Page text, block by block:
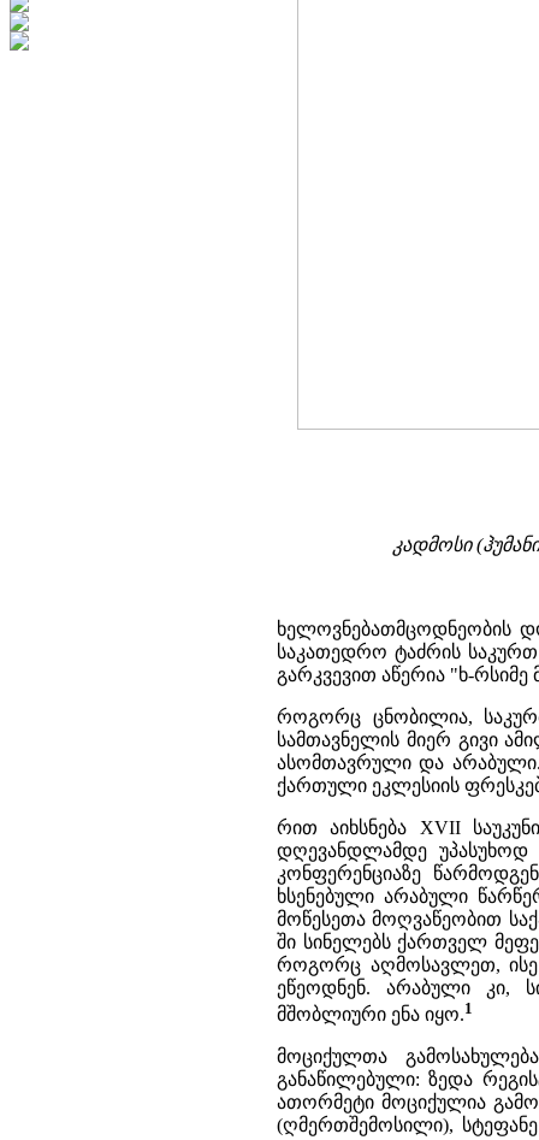
კადმოსი
ხელოვნებათმცოდნეობის
საკათედრო ტაძრის
გარკვევით აწერია "ხ-რსიმე
როგორც ცნობილია,
სამთავნელის მიერ გივი
ასომთავრული და არაბული.
ქართული ეკლესიის
რით აიხსნება XVII
დღევანდლამდე
კონფერენციაზე
ხსენებული არაბული
მოწესეთა მოღვაწეობით
ში სინელებს ქართველ
როგორც აღმოსავლეთ, ისე
ეწეოდნენ. არაბული კი,
მშობლიური ენა იყო.1
მოციქულთა
განაწილებული: ზედა
ათორმეტი მოციქულია
(ღმერთშემოსილი),